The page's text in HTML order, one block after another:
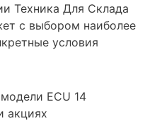
Техника Для Склада
с выбором наиболее
условия
ECU 14
акциях